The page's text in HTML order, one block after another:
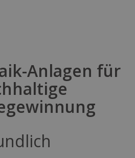
Anlagen für